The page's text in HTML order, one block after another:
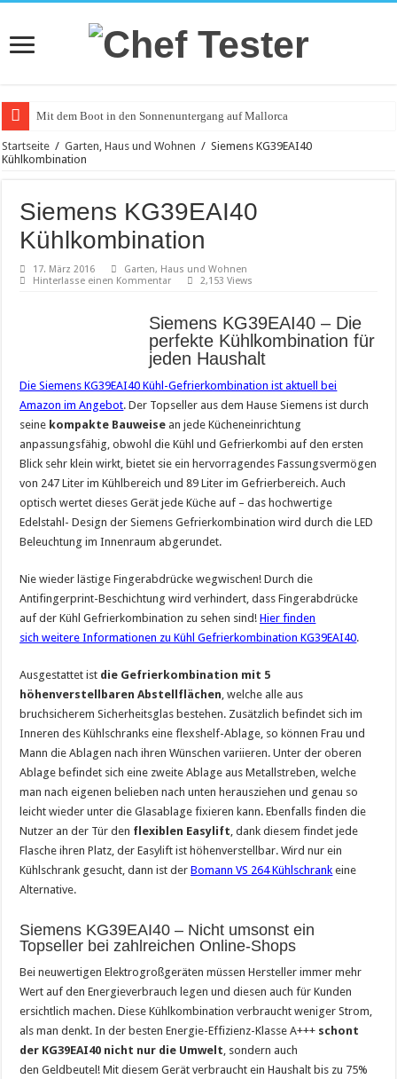
Mit dem Boot in den Sonnenuntergang auf Mallorca
Catering an Silvester
Modischer Schmuck für Damen und Herren
Piercings – Weit verbreitet und beliebt
Bürostuhl – Darauf beim Kauf achten
Saunakabine – eine praktische Anschaffung
Masken bedrucken lassen
Tattoo-Entfernung wird immer beliebter
Startseite / Garten, Haus und Wohnen / Siemens KG39EAI40
Kühlkombination
Siemens KG39EAI40
Kühlkombination
17. März 2016
Garten, Haus und Wohnen
Hinterlasse einen Kommentar
2,153 Views
Siemens KG39EAI40 – Die
perfekte Kühlkombination für
jeden Haushalt
Die Siemens KG39EAI40 Kühl-Gefrierkombination ist aktuell bei
Amazon im Angebot. Der Topseller aus dem Hause Siemens ist durch
seine kompakte Bauweise an jede Kücheneinrichtung
anpassungsfähig, obwohl die Kühl und Gefrierkombi auf den ersten
Blick sehr klein wirkt, bietet sie ein hervorragendes Fassungsvermögen
von 247 Liter im Kühlbereich und 89 Liter im Gefrierbereich. Auch
optisch wertet dieses Gerät jede Küche auf – das hochwertige
Edelstahl- Design der Siemens Gefrierkombination wird durch die LED
Beleuchtung im Innenraum abgerundet.
Nie wieder lästige Fingerabdrücke wegwischen! Durch die
Antifingerprint-Beschichtung wird verhindert, dass Fingerabdrücke
auf der Kühl Gefrierkombination zu sehen sind!Hier finden
sich weitere Informationen zu Kühl Gefrierkombination KG39EAI40.
Ausgestattet ist die Gefrierkombination mit 5
höhenverstellbaren Abstellflächen, welche alle aus
bruchsicherem Sicherheitsglas bestehen. Zusätzlich befindet sich im
Inneren des Kühlschranks eine flexshelf-Ablage, so können Frau und
Mann die Ablagen nach ihren Wünschen variieren. Unter der oberen
Ablage befindet sich eine zweite Ablage aus Metallstreben, welche
man nach eigenen belieben nach unten herausziehen und genau so
leicht wieder unter die Glasablage fixieren kann. Ebenfalls finden die
Nutzer an der Tür den flexiblen Easylift, dank diesem findet jede
Flasche ihren Platz, der Easylift ist höhenverstellbar. Wird nur ein
Kühlschrank gesucht, dann ist derBomann VS 264 Kühlschrank eine
Alternative.
Siemens KG39EAI40 – Nicht umsonst ein
Topseller bei zahlreichen Online-Shops
Bei neuwertigen Elektrogroßgeräten müssen Hersteller immer mehr
Wert auf den Energieverbrauch legen und diesen auch für Kunden
ersichtlich machen. Diese Kühlkombination verbraucht weniger Strom,
als man denkt. In der besten Energie-Effizienz-Klasse A+++ schont
der KG39EAI40 nicht nur die Umwelt, sondern auch
den Geldbeutel! Mit diesem Gerät verbraucht ein Haushalt bis zu 75%